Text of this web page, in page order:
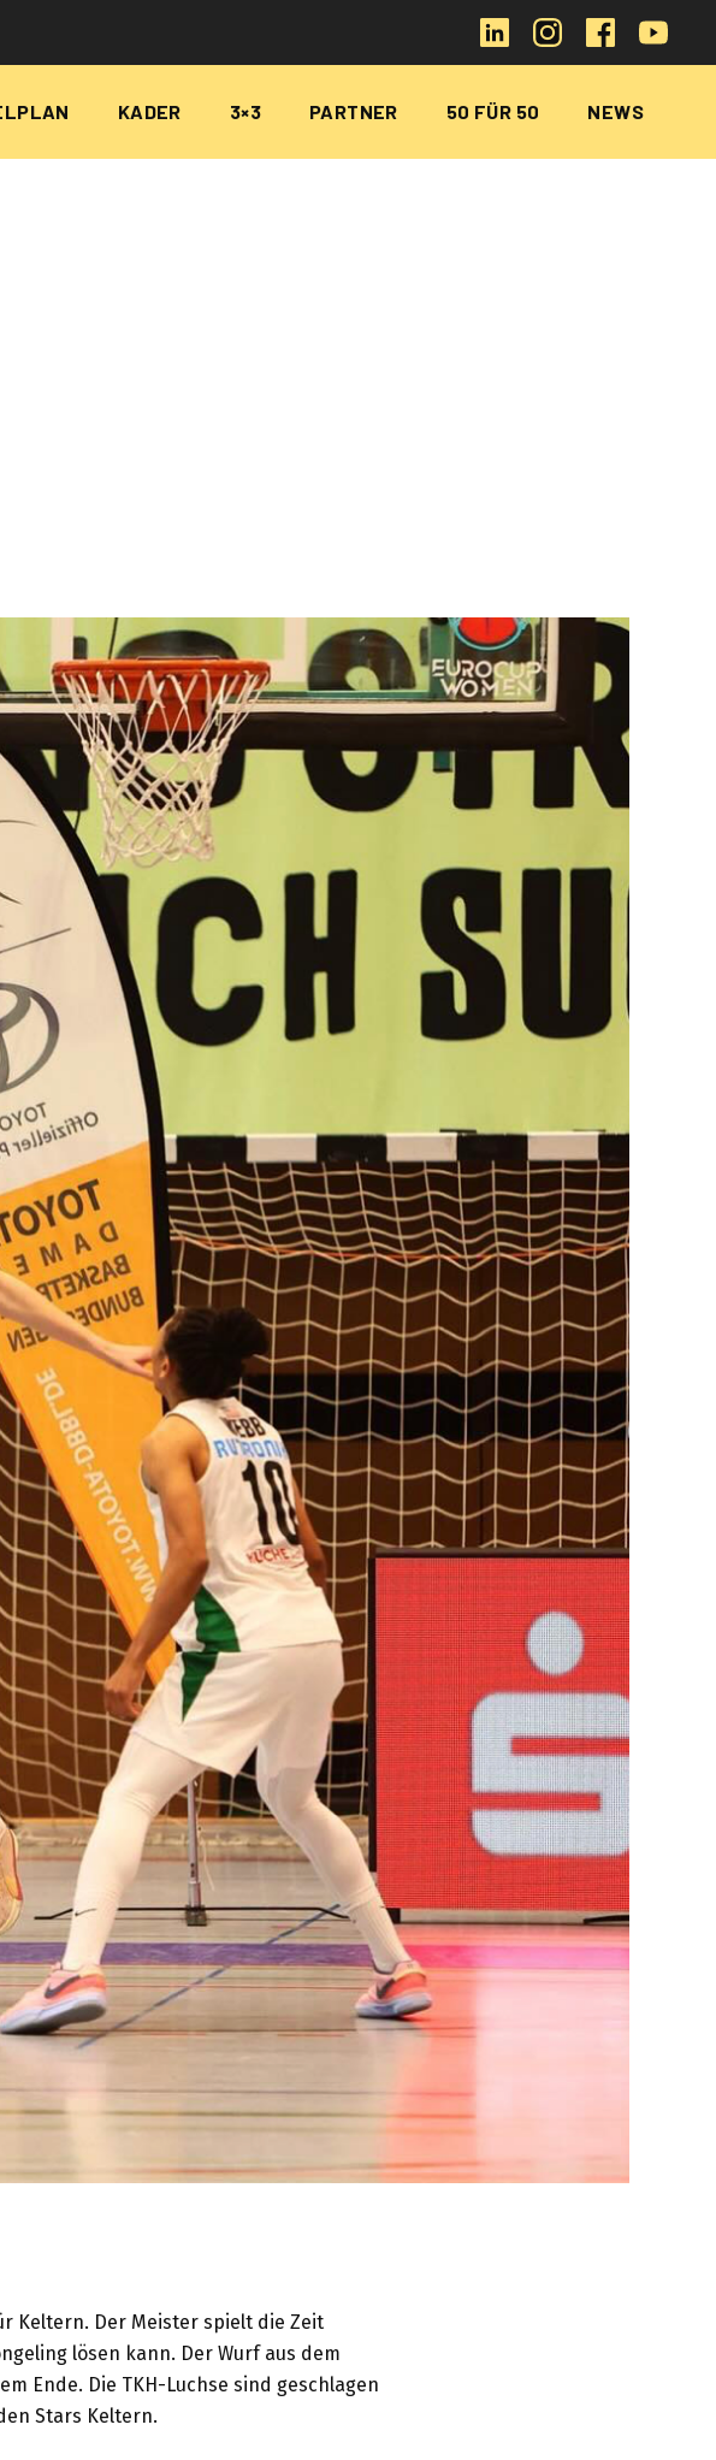
KADER 3×3 PARTNER 50 FÜR 50 NEWS
Keltern. Der Meister spielt die Zeit
lösen kann. Der Wurf aus dem
Ende. Die TKH-Luchse sind geschlagen
Stars Keltern.